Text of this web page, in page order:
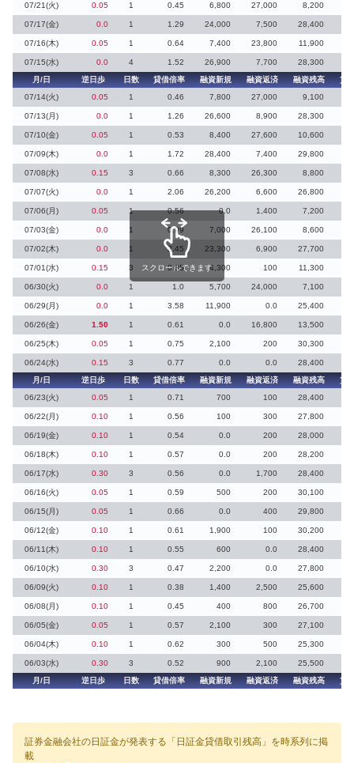
07/21(火) 0.05 1 0.45 6,800 27,000 8,200
07/17(金) 0.0 1 1.29 24,000 7,500 28,400
07/16(木) 0.05 1 0.64 7,400 23,800 11,900
07/15(水) 0.0 4 1.52 26,900 7,700
28,300
月/日
逆日歩 日数 貸借倍率 融資新規 融資返済 融資残高
貸
07/14(火)
0.05 1 0.46 7,800 27,000 9,100
07/13(月) 0.0 1 1.26 26,600 8,900 28,300
07/10(金) 0.05 1 0.53 8,400 27,600 10,600
07/09(木) 0.0 1 1.72 28,400 7,400 29,800
07/08(水) 0.15 3 0.66 8,300 26,300 8,800
07/07(火) 0.0 1 2.06 26,200 6,600 26,800
07/06(月) 0.05 1 0.56 0.0 1,400 7,200
07/03(金) 0.0 1 0.99 7,000 26,100 8,600
07/02(木) 0.0 1 2.45 23,300 6,900 27,700
07/01(水) 0.15 3 0.85 4,300 100 11,300
06/30(火) 0.0 1 1.0 5,700 24,000 7,100
06/29(月) 0.0 1 3.58 11,900 0.0 25,400
06/26(金) 1.50 1 0.61 0.0 16,800 13,500
06/25(木) 0.05 1 0.75 2,100 200 30,300
06/24(水) 0.15 3 0.77 0.0 0.0
28,400
月/日
逆日歩 日数 貸借倍率 融資新規 融資返済 融資残高
貸
06/23(火)
0.05 1 0.71 700 100 28,400
06/22(月) 0.10 1 0.56 100 300 27,800
06/19(金) 0.10 1 0.54 0.0 200 28,000
06/18(木) 0.10 1 0.57 0.0 200 28,200
06/17(水) 0.30 3 0.56 0.0 1,700 28,400
06/16(火) 0.05 1 0.59 500 200 30,100
06/15(月) 0.05 1 0.66 0.0 400 29,800
06/12(金) 0.10 1 0.61 1,900 100 30,200
06/11(木) 0.10 1 0.55 600 0.0 28,400
06/10(水) 0.30 3 0.47 2,200 0.0 27,800
06/09(火) 0.10 1 0.38 1,400 2,500 25,600
06/08(月) 0.10 1 0.45 400 800 26,700
06/05(金) 0.05 1 0.57 2,100 300 27,100
06/04(木) 0.10 1 0.62 300 500 25,300
06/03(水) 0.30 3 0.52 900 2,100 25,500
月/日
逆日歩 日数 貸借倍率 融資新規 融資返済 融資残高 貸
スクロールできます
証券金融会社の日証金が発表する「日証金貸借取引残高」を時系列に掲
載